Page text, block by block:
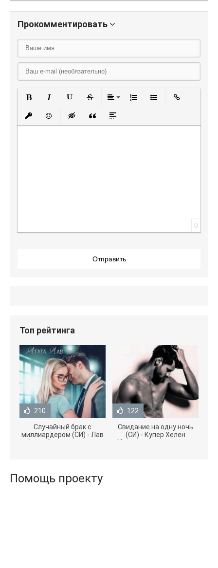
Прокомментировать
Вставить защищенную ссылку
Вставить смайлик
Вставка скрытого текста
Вставка цитаты
Вставка спойлера
0
Отправить
Топ рейтинга
210
Случайный брак с
миллиардером (СИ) - Лав
Агата (полная версия
122
Свидание на одну ночь
(СИ) - Купер Хелен
(бесплатные серии книг
Помощь проекту